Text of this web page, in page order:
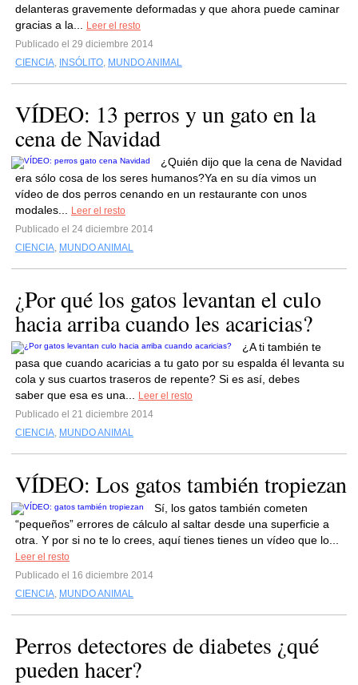
delanteras gravemente deformadas y que ahora puede caminar
gracias a la...
Leer el resto
Publicado el 29 diciembre 2014
CIENCIA, INSÓLITO, MUNDO ANIMAL
VÍDEO: 13 perros y un gato en la
cena de Navidad
¿Quién dijo que la cena de Navidad
era sólo cosa de los seres humanos?Ya en su día vimos un
vídeo de dos perros cenando en un restaurante con unos
modales...
Leer el resto
Publicado el 24 diciembre 2014
CIENCIA, MUNDO ANIMAL
¿Por qué los gatos levantan el culo
hacia arriba cuando les acaricias?
¿A ti también te
pasa que cuando acaricias a tu gato por su espalda él levanta su
cola y sus cuartos traseros de repente? Si es así, debes
saber que esa es una...
Leer el resto
Publicado el 21 diciembre 2014
CIENCIA, MUNDO ANIMAL
VÍDEO: Los gatos también tropiezan
Sí, los gatos también cometen
“pequeños” errores de cálculo al saltar desde una superficie a
otra. Y por si no te lo crees, aquí tienes tienes un vídeo que lo...
Leer el resto
Publicado el 16 diciembre 2014
CIENCIA, MUNDO ANIMAL
Perros detectores de diabetes ¿qué
pueden hacer?